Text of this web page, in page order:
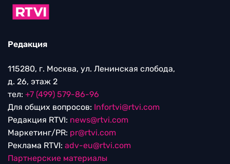
Редакция
115280, г. Москва, ул. Ленинская слобода,
д. 26, этаж 2
тел: +7 (499) 579-86-96
Для общих вопросов: Infortvi@rtvi.com
Редакция RTVI: news@rtvi.com
Маркетинг/PR: pr@rtvi.com
Реклама RTVI: adv-eu@rtvi.com
Партнерские материалы